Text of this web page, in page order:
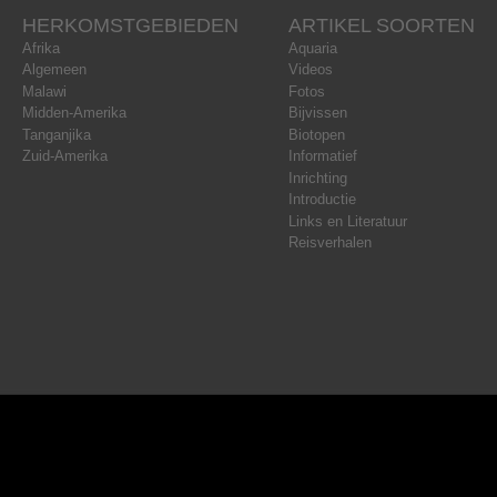
HERKOMSTGEBIEDEN
Afrika
Algemeen
Malawi
Midden-Amerika
Tanganjika
Zuid-Amerika
ARTIKEL SOORTEN
Aquaria
Videos
Fotos
Bijvissen
Biotopen
Informatief
Inrichting
Introductie
Links en Literatuur
Reisverhalen